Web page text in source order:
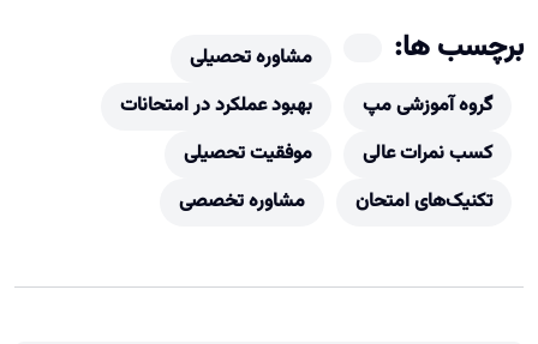
برچسب ها:
مشاوره تحصیلی
گروه آموزشی مپ
بهبود عملکرد در امتحانات
کسب نمرات عالی
موفقیت تحصیلی
تکنیک‌های امتحان
مشاوره تخصصی